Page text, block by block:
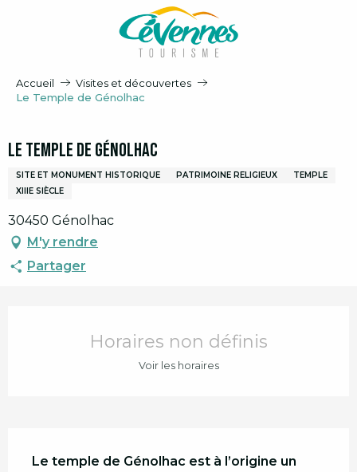
Accueil
Visites et découvertes
Le Temple de Génolhac
Le Temple de Génolhac
SITE ET MONUMENT HISTORIQUE PATRIMOINE RELIGIEUX
TEMPLE
XIIIE SIÈCLE
30450 Génolhac
M'y rendre
Partager
Horaires non définis
Voir les horaires
Description
Le temple de Génolhac est à l’origine un